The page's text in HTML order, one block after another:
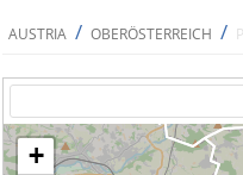
AUSTRIA / OBERÖSTERREICH /